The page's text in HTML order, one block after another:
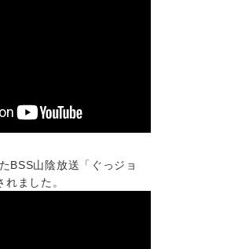
BSS山陰放送「ぐっジョ
ました。